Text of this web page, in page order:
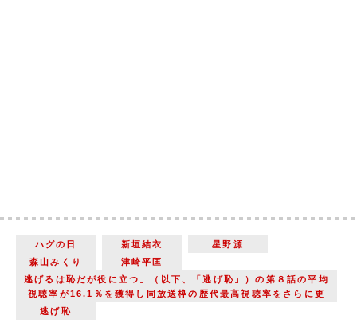
ハグの日 新垣結衣
星野源
森山みくり
津崎平匡
逃げるは恥だが役に立つ」（以下、「逃げ恥」）の第８話の平均
視聴率が16.1％を獲得し同放送枠の歴代最高視聴率をさらに更
逃げ恥